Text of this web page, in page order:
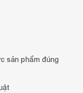
sản phẩm đúng